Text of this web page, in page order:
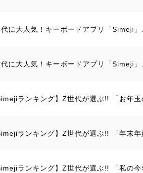
に大人気！キーボードアプリ「Simeji
に大人気！キーボードアプリ「Simeji」
ランキング】Z世代が選ぶ!! 「お年玉
ランキング】Z世代が選ぶ!! 「年末
ランキング】Z世代が選ぶ!! 「私の